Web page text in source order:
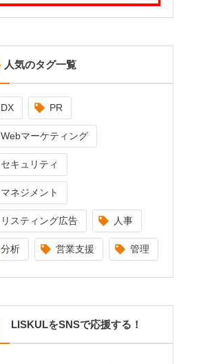
人気のタグ一覧
DX PR
Webマーケティング
セキュリティ
マネジメント
リスティング広告 人事
分析 営業支援 管理
LISKULをSNSで応援する！